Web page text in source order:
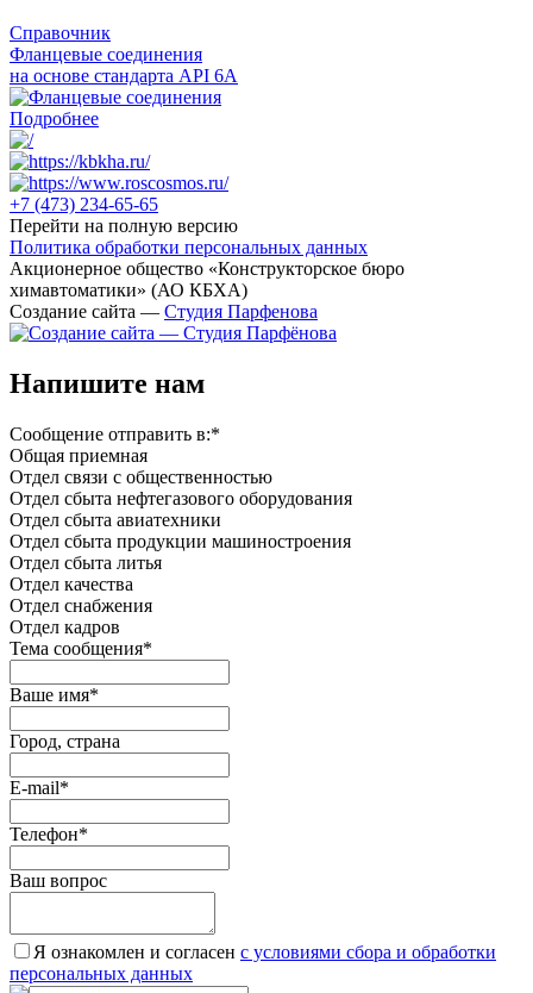
Справочник
Фланцевые соединения
на основе стандарта API 6A
Подробнее
+7 (473) 234-65-65
Перейти на полную версию
Политика обработки персональных данных
Акционерное общество «Конструкторское бюро
химавтоматики» (АО КБХА)
Создание сайта — Студия Парфенова
Напишите нам
Сообщение отправить в:*
Общая приемная
Отдел связи с общественностью
Oтдел сбыта нефтегазового оборудования
Отдел сбыта авиатехники
Отдел сбыта продукции машиностроения
Отдел сбыта литья
Отдел качества
Oтдел снабжения
Отдел кадров
Тема сообщения*
Ваше имя*
Город, страна
E-mail*
Телефон*
Ваш вопрос
Я ознакомлен и согласен c условиями сбора и обработки
персональных данных